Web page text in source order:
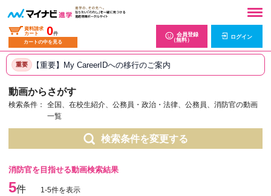
資料請求
カート
0件
カートの中を見る
会員登録
（無料）
ログイン
重要 【重要】My CareerIDへの移行のご案内
動画からさがす
検索条件：
全国、在校生紹介、公務員・政治・法律、公務員、消防官の動画
一覧
検索条件を変更する
消防官を目指せる動画検索結果
5件 1-5件を表示